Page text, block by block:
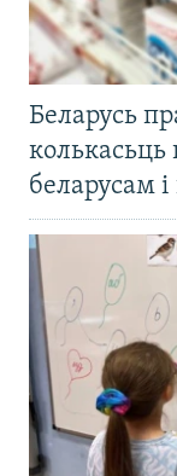
Беларусь
колькасьць
беларусам